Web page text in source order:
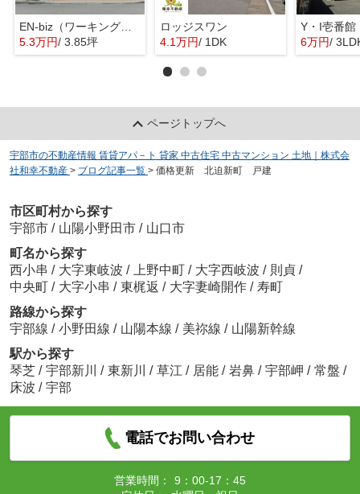
EN-biz（ワーキングスペース＆サテライトオフィス）
5.3万円/ 3.85坪
ロッジスワン
4.1万円/ 1DK
Y・I壱番館
6万円/
ページトップへ
宇部市の不動産情報 賃貸アパ－ト 貸家 中古住宅 中古マンション 土地｜株式会
社和幸不動産 > ブログ記事一覧 > 価格更新 北迫新町 戸建
市区町村から探す
宇部市 / 山陽小野田市 / 山口市
町名から探す
西小串 / 大字東岐波 / 上野中町 / 大字西岐波 / 則貞 /
中央町 / 大字小串 / 東梶返 / 大字妻崎開作 / 寿町
路線から探す
宇部線 / 小野田線 / 山陽本線 / 美祢線 / 山陽新幹線
駅から探す
琴芝 / 宇部新川 / 東新川 / 草江 / 居能 / 岩鼻 / 宇部岬 / 常盤 /
床波 / 宇部
電話でお問い合わせ
営業時間：
9：00-17：45